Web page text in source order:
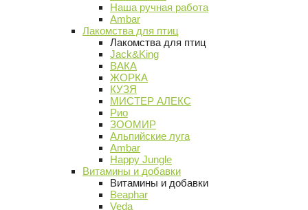
Наша ручная работа
Ambar
Лакомства для птиц
Лакомства для птиц
Jack&King
ВАКА
ЖОРКА
КУЗЯ
МИСТЕР АЛЕКС
Рио
ЗООМИР
Альпийские луга
Ambar
Happy Jungle
Витамины и добавки
Витамины и добавки
Beaphar
Veda